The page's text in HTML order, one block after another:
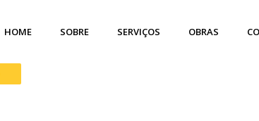
HOME SOBRE SERVIÇOS OBRAS